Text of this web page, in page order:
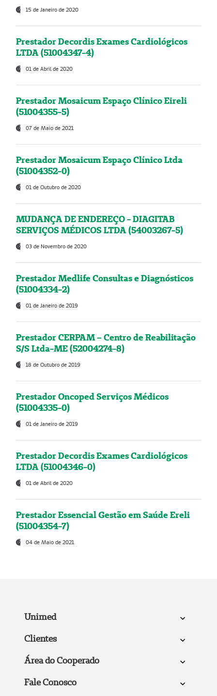
15 de Janeiro de 2020
Prestador Decordis Exames Cardiológicos
LTDA (51004347-4)
01 de Abril de 2020
Prestador Mosaicum Espaço Clínico Eireli
(51004355-5)
07 de Maio de 2021
Prestador Mosaicum Espaço Clínico Ltda
(51004352-0)
01 de Outubro de 2020
MUDANÇA DE ENDEREÇO - DIAGITAB
SERVIÇOS MÉDICOS LTDA (54003267-5)
03 de Novembro de 2020
Prestador Medlife Consultas e Diagnósticos
(51004334-2)
01 de Janeiro de 2019
Prestador CERPAM – Centro de Reabilitação
S/S Ltda-ME (52004274-8)
18 de Outubro de 2019
Prestador Oncoped Serviços Médicos
(51004335-0)
01 de Janeiro de 2019
Prestador Decordis Exames Cardiológicos
LTDA (51004346-0)
01 de Abril de 2020
Prestador Essencial Gestão em Saúde Ereli
(51004354-7)
04 de Maio de 2021
Unimed
Clientes
Área do Cooperado
Fale Conosco